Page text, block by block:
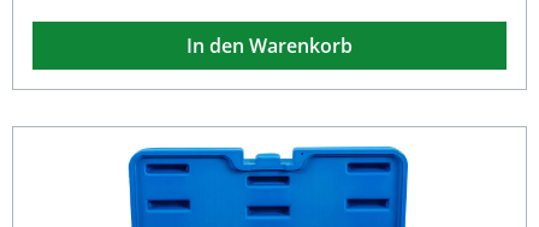
Innenvierkant-Aufnahme (1/2 Zoll bzw. 12,5 mm)
gewährleistet eine sichere Kraftübertragung. Der Satz
umfasst Bit-Einsätze für Innensechskant, T-Profil (für Torx)
und Innenvielzahn (für XZN) Schraubenköpfe. Alle
und übersichtlich angeordnet – eingeprägte
Größenangaben erleichtern das schnelle Auffinden des
passenden Werkzeugs. Dieser professionelle Satz ist die
ideale Lösung für präzises Arbeiten unter hoher
In den Warenkorb